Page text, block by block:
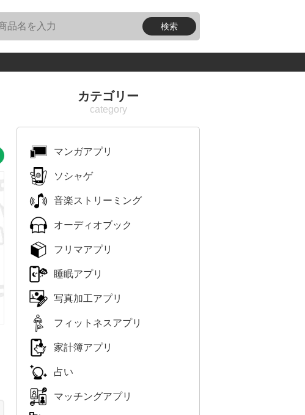
カテゴリー
マンガアプリ
ソシャゲ
音楽ストリーミング
オーディオブック
フリマアプリ
睡眠アプリ
写真加工アプリ
フィットネスアプリ
家計簿アプリ
占い
マッチングアプリ